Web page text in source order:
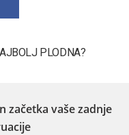
PLODNA?
začetka vaše zadnje